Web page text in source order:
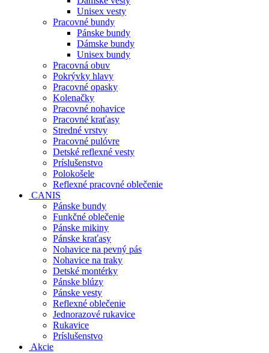
Unisex vesty
Pracovné bundy
Pánske bundy
Dámske bundy
Unisex bundy
Pracovná obuv
Pokrývky hlavy
Pracovné opasky
Kolenačky
Pracovné nohavice
Pracovné kraťasy
Stredné vrstvy
Pracovné pulóvre
Detské reflexné vesty
Príslušenstvo
Polokošele
Reflexné pracovné oblečenie
CANIS
Pánske bundy
Funkčné oblečenie
Pánske mikiny
Pánske kraťasy
Nohavice na pevný pás
Nohavice na traky
Detské montérky
Pánske blúzy
Pánske vesty
Reflexné oblečenie
Jednorazové rukavice
Rukavice
Príslušenstvo
Akcie